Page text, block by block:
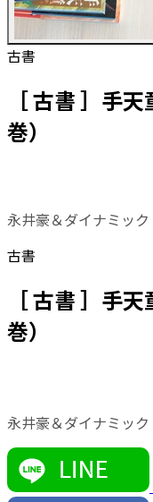
古書
［ 古書 ］手
巻）
永井豪＆ダイナミック
古書
［ 古書 ］手
巻）
永井豪＆ダイナミック